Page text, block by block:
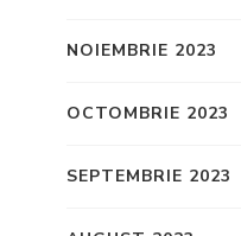
NOIEMBRIE 2023
OCTOMBRIE 2023
SEPTEMBRIE 2023